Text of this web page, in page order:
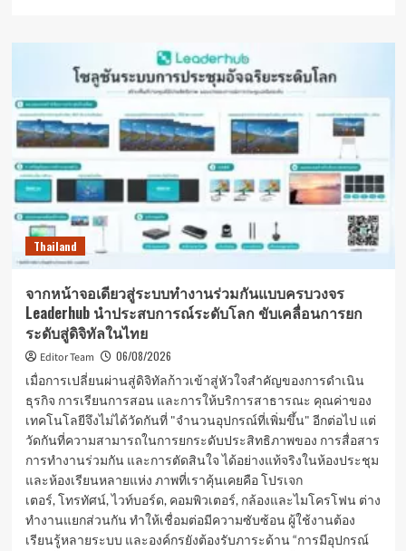
อัจฉริยะ
สู่
ความ
ได้
เปรียบ
ทางการ
แข่งขัน
ของ
องค์กร
ไทย
Thailand
จากหน้าจอเดียวสู่ระบบทำงานร่วมกันแบบครบวงจร
Leaderhub นำประสบการณ์ระดับโลก ขับเคลื่อนการยก
ระดับสู่ดิจิทัลในไทย
Editor Team
06/08/2026
เมื่อการเปลี่ยนผ่านสู่ดิจิทัลก้าวเข้าสู่หัวใจสำคัญของการดำเนิน
ธุรกิจ การเรียนการสอน และการให้บริการสาธารณะ คุณค่าของ
เทคโนโลยีจึงไม่ได้วัดกันที่ "จำนวนอุปกรณ์ที่เพิ่มขึ้น" อีกต่อไป แต่
วัดกันที่ความสามารถในการยกระดับประสิทธิภาพของ การสื่อสาร
การทำงานร่วมกัน และการตัดสินใจ ได้อย่างแท้จริงในห้องประชุม
และห้องเรียนหลายแห่ง ภาพที่เราคุ้นเคยคือ โปรเจก
เตอร์, โทรทัศน์, ไวท์บอร์ด, คอมพิวเตอร์, กล้องและไมโครโฟน ต่าง
ทำงานแยกส่วนกัน ทำให้เชื่อมต่อมีความซับซ้อน ผู้ใช้งานต้อง
เรียนรู้หลายระบบ และองค์กรยังต้องรับภาระด้าน “การมีอุปกรณ์